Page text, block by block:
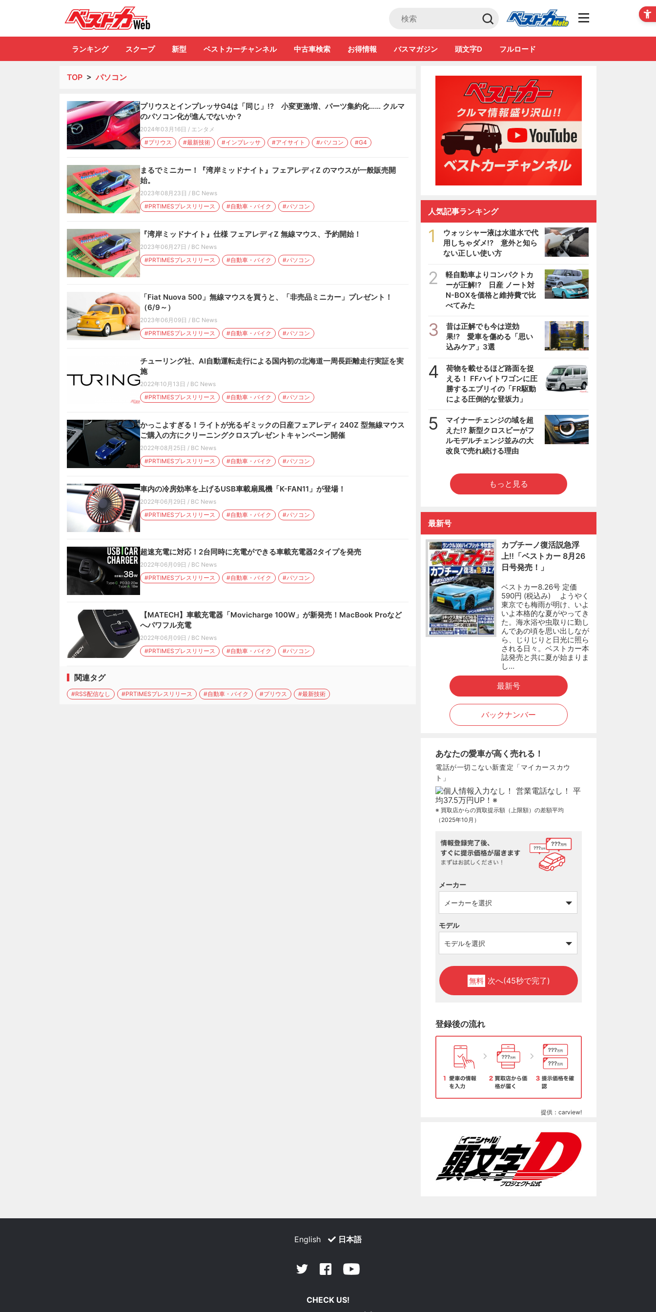
Club
ランキング スクープ 新型 ベストカーチャンネル 中古車検索 お得情報 バスマガジン 頭文字D フルロード
TOP >パソコン
プリウスとインプレッサG4は「同じ」!? 小変更激増、パーツ集約化…… クルマ
のパソコン化が進んでないか？
2024年03月16日 / エンタメ
#プリウス
#最新技術 #インプレッサ #アイサイト #パソコン #G4
まるでミニカー！『湾岸ミッドナイト』フェアレディZ のマウスが一般販売開
始。
2023年08月23日 / BC News
#PRTIMESプレスリリース
#自動車・バイク #パソコン
『湾岸ミッドナイト』仕様 フェアレディZ 無線マウス、予約開始！
2023年06月27日 / BC News
#PRTIMESプレスリリース
#自動車・バイク #パソコン
「Fiat Nuova 500」無線マウスを買うと、「非売品ミニカー」プレゼント！
（6/9～）
2023年06月09日 / BC News
#PRTIMESプレスリリース
#自動車・バイク #パソコン
チューリング社、AI自動運転走行による国内初の北海道一周長距離走行実証を実
施
2022年10月13日 / BC News
#PRTIMESプレスリリース
#自動車・バイク #パソコン
かっこよすぎる！ライトが光るギミックの日産フェアレディ 240Z 型無線マウス
ご購入の方にクリーニングクロスプレゼントキャンペーン開催
2022年08月25日 / BC News
#PRTIMESプレスリリース
#自動車・バイク #パソコン
車内の冷房効率を上げるUSB車載扇風機「K-FAN11」が登場！
2022年06月29日 / BC News
#PRTIMESプレスリリース
#自動車・バイク #パソコン
超速充電に対応！2台同時に充電ができる車載充電器2タイプを発売
2022年06月09日 / BC News
#PRTIMESプレスリリース
#自動車・バイク #パソコン
【MATECH】車載充電器「Movicharge 100W」が新発売！MacBook Proなど
へパワフル充電
2022年06月09日 / BC News
#PRTIMESプレスリリース
#自動車・バイク #パソコン
関連タグ
#RSS配信なし #PRTIMESプレスリリース #自動車・バイク #プリウス #最新技術
人気記事ランキング
1
ウォッシャー液は水道水で代
用しちゃダメ!? 意外と知ら
ない正しい使い方
2
軽自動車よりコンパクトカ
ーが正解!? 日産 ノート対
N-BOXを価格と維持費で比
べてみた
3
昔は正解でも今は逆効
果!? 愛車を傷める「思い
込みケア」3選
4
荷物を載せるほど路面を捉
える！ FFハイトワゴンに圧
勝するエブリイの「FR駆動
による圧倒的な登坂力」
5
マイナーチェンジの域を超
えた!? 新型クロスビーがフ
ルモデルチェンジ並みの大
改良で売れ続ける理由
もっと見る
最新号
カプチーノ復活説急浮
上!!「ベストカー 8月26
日号発売！」
ベストカー8.26号 定価
590円 (税込み) ようやく
東京でも梅雨が明け、いよ
いよ本格的な夏がやってき
た。海水浴や虫取りに勤し
んであの頃を思い出しなが
ら、じりじりと日光に照ら
される日々。ベストカー本
誌発売と共に夏が始まりま
し…
最新号
バックナンバー
あなたの愛車が高く売れる！
電話が一切こない新査定「マイカースカウ
ト」
※ 買取店からの買取提示額（上限額）の差額平均
（2025年10月）
メーカー
モデル
無料 次へ(45秒で完了)
登録後の流れ
提供：carview!
English 日本語
Twitter Facebook
CHECK US!